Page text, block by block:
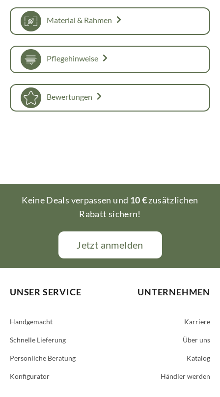
Material & Rahmen
Pflegehinweise
Bewertungen
Keine Deals verpassen und 10 €zusätzlichen
Rabatt sichern!
Jetzt anmelden
UNSER SERVICE
Handgemacht
Schnelle Lieferung
Persönliche Beratung
Konfigurator
UNTERNEHMEN
Karriere
Über uns
Katalog
Händler werden